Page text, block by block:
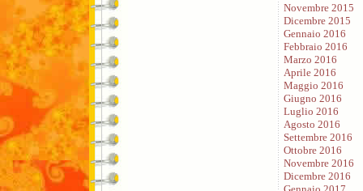
Novembre 2015
Dicembre 2015
Gennaio 2016
Febbraio 2016
Marzo 2016
Aprile 2016
Maggio 2016
Giugno 2016
Luglio 2016
Agosto 2016
Settembre 2016
Ottobre 2016
Novembre 2016
Dicembre 2016